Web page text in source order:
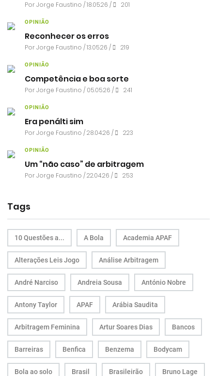
PorJorge Faustino / 18.05.26 / 201
OPINIÃO
Reconhecer os erros
PorJorge Faustino / 13.05.26 / 219
OPINIÃO
Competência e boa sorte
PorJorge Faustino / 05.05.26 / 241
OPINIÃO
Era penálti sim
PorJorge Faustino / 28.04.26 / 223
OPINIÃO
Um “não caso” de arbitragem
PorJorge Faustino / 22.04.26 / 253
Tags
10 Questões a... A Bola Academia APAF
Alterações Leis Jogo Análise Arbitragem
André Narciso Andreia Sousa António Nobre
Antony Taylor APAF Arábia Saudita
Arbitragem Feminina Artur Soares Dias Bancos
Barreiras Benfica Benzema Bodycam
Bola ao solo Brasil Brasileirão Bruno Lage